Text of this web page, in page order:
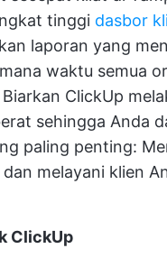
tinggi dasbor
laporan yang
waktu semua
ClickUp
sehingga Anda
paling penting:
melayani klien
ClickUp